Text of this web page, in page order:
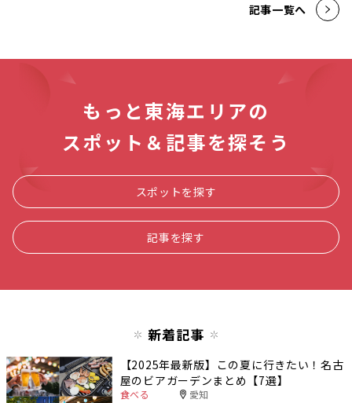
記事一覧へ
もっと東海エリアの
スポット＆記事を探そう
スポットを探す
記事を探す
新着記事
【2025年最新版】この夏に行きたい！名古
屋のビアガーデンまとめ【7選】
食べる 愛知